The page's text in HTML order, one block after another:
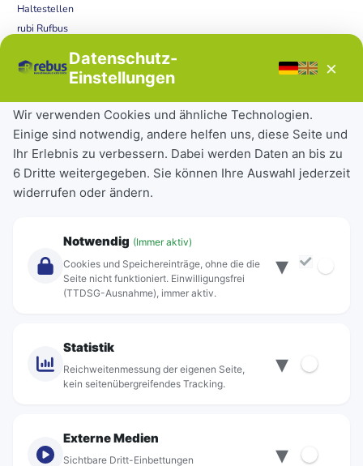
Haltestellen
rubi Rufbus
Störungen
Tickets & Tarife
Deutschlandticket
Schülerkarte
Einzeltickets
Abonnements
Über Rebus
Standorte
Datenschutz-
Einstellungen
×
Wir verwenden Cookies und ähnliche Technologien.
Einige sind notwendig, andere helfen uns, diese Seite und
Ihr Erlebnis zu verbessern. Dabei werden Daten an bis zu
6 Dritte weitergegeben. Sie können Ihre Auswahl jederzeit
widerrufen oder ändern.
Notwendig (Immer aktiv)
Cookies und Speichereinträge, ohne die die
Seite nicht funktioniert. Einwilligungsfrei
(TTDSG-Ausnahme), immer aktiv.
▾
Statistik
Reichweitenmessung der eigenen Seite,
kein seitenübergreifendes Tracking.
▾
Externe Medien
Sichtbare Dritt-Einbettungen ▾